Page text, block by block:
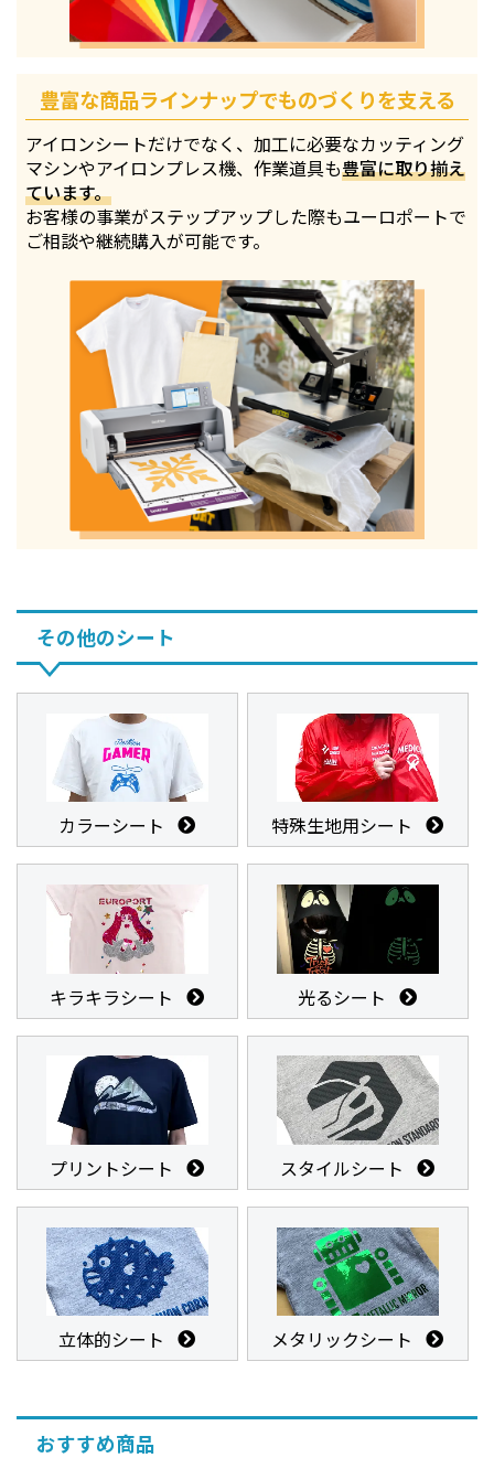
豊富な商品ラインナップでものづくりを支える
アイロンシートだけでなく、加工に必要なカッティング
マシンやアイロンプレス機、作業道具も豊富に取り揃え
ています。
お客様の事業がステップアップした際もユーロポートで
ご相談や継続購入が可能です。
その他のシート
カラーシート 特殊生地用シート
キラキラシート 光るシート
プリントシート スタイルシート
立体的シート メタリックシート
おすすめ商品